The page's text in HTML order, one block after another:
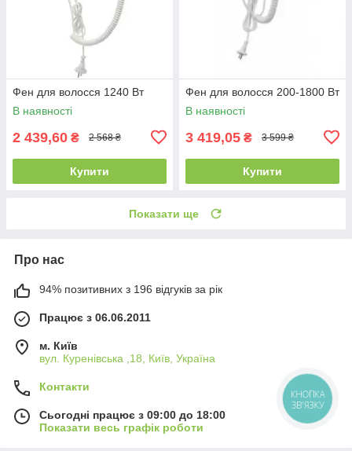
Фен для волосся 1240 Вт
В наявності
2 439,60 ₴ 2 568 ₴
Купити
Фен для волосся 200-1800 Вт
В наявності
3 419,05 ₴ 3 599 ₴
Купити
Показати ще
Про нас
94% позитивних з 196 відгуків за рік
Працює з 06.06.2011
м. Київ
вул. Куренівська ,18, Київ, Україна
Контакти
Сьогодні працює з 09:00 до 18:00
Показати весь графік роботи
КНОПКА
ЗВ'ЯЗКУ